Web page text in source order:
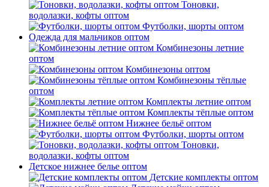
Тоновки,
водолазки, кофты оптом
Футболки, шорты оптом
Одежда для мальчиков оптом
Комбинезоны летние
оптом
Комбинезоны оптом
Комбинезоны тёплые
оптом
Комплекты летние оптом
Комплекты тёплые оптом
Нижнее бельё оптом
Футболки, шорты оптом
Тоновки,
водолазки, кофты оптом
Детское нижнее белье оптом
Детские комплекты оптом